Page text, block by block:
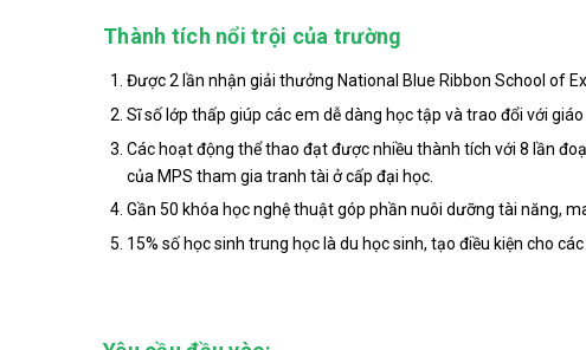
Thành tích nổi trội của trường
Được 2 lần nhận giải thưởng National Blue Ribbon School of
Sĩ số lớp thấp giúp các em dễ dàng học tập và trao đổi với giáo
Các hoạt động thể thao đạt được nhiều thành tích với 8 lần
của MPS tham gia tranh tài ở cấp đại học.
Gần 50 khóa học nghệ thuật góp phần nuôi dưỡng tài năng,
15% số học sinh trung học là du học sinh, tạo điều kiện cho